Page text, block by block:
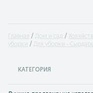
Главная Дом и сад
уборки
Для уборки -
КАТЕГОРИЯ